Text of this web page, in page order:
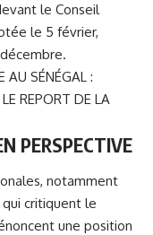
le Conseil
le 5 février,
AU SÉNÉGAL :
REPORT DE LA
PERSPECTIVE
notamment
qui critiquent le
une position